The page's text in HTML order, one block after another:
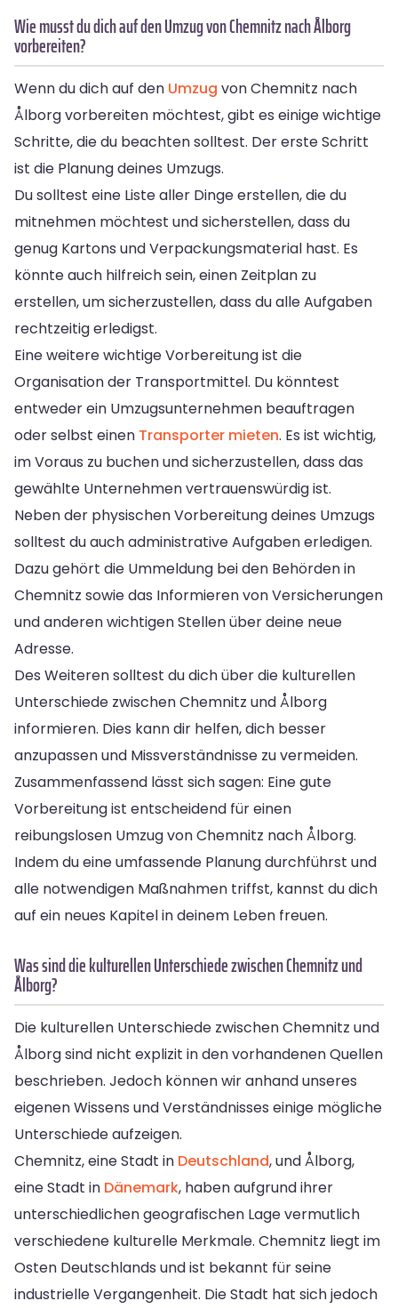
Wie musst du dich auf den Umzug von Chemnitz nach Ålborg
vorbereiten?
Wenn du dich auf den Umzug von Chemnitz nach
Ålborg vorbereiten möchtest, gibt es einige wichtige
Schritte, die du beachten solltest. Der erste Schritt
ist die Planung deines Umzugs.
Du solltest eine Liste aller Dinge erstellen, die du
mitnehmen möchtest und sicherstellen, dass du
genug Kartons und Verpackungsmaterial hast. Es
könnte auch hilfreich sein, einen Zeitplan zu
erstellen, um sicherzustellen, dass du alle Aufgaben
rechtzeitig erledigst.
Eine weitere wichtige Vorbereitung ist die
Organisation der Transportmittel. Du könntest
entweder ein Umzugsunternehmen beauftragen
oder selbst einen Transporter mieten. Es ist wichtig,
im Voraus zu buchen und sicherzustellen, dass das
gewählte Unternehmen vertrauenswürdig ist.
Neben der physischen Vorbereitung deines Umzugs
solltest du auch administrative Aufgaben erledigen.
Dazu gehört die Ummeldung bei den Behörden in
Chemnitz sowie das Informieren von Versicherungen
und anderen wichtigen Stellen über deine neue
Adresse.
Des Weiteren solltest du dich über die kulturellen
Unterschiede zwischen Chemnitz und Ålborg
informieren. Dies kann dir helfen, dich besser
anzupassen und Missverständnisse zu vermeiden.
Zusammenfassend lässt sich sagen: Eine gute
Vorbereitung ist entscheidend für einen
reibungslosen Umzug von Chemnitz nach Ålborg.
Indem du eine umfassende Planung durchführst und
alle notwendigen Maßnahmen triffst, kannst du dich
auf ein neues Kapitel in deinem Leben freuen.
Was sind die kulturellen Unterschiede zwischen Chemnitz und
Ålborg?
Die kulturellen Unterschiede zwischen Chemnitz und
Ålborg sind nicht explizit in den vorhandenen Quellen
beschrieben. Jedoch können wir anhand unseres
eigenen Wissens und Verständnisses einige mögliche
Unterschiede aufzeigen.
Chemnitz, eine Stadt in Deutschland, und Ålborg,
eine Stadt in Dänemark, haben aufgrund ihrer
unterschiedlichen geografischen Lage vermutlich
verschiedene kulturelle Merkmale. Chemnitz liegt im
Osten Deutschlands und ist bekannt für seine
industrielle Vergangenheit. Die Stadt hat sich jedoch